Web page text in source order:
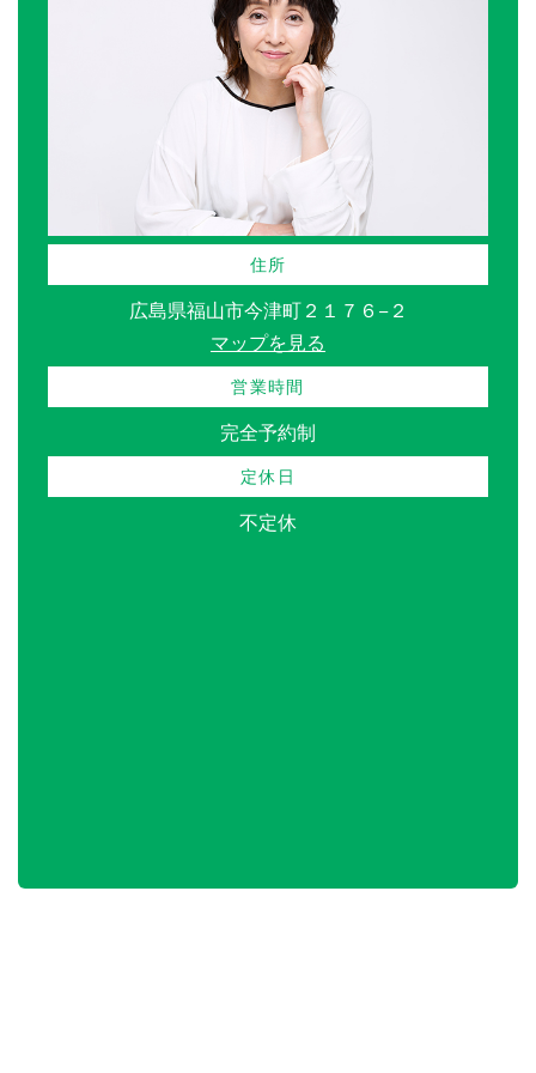
住所
広島県福山市今津町２１７６−２
マップを見る
営業時間
完全予約制
定休日
不定休